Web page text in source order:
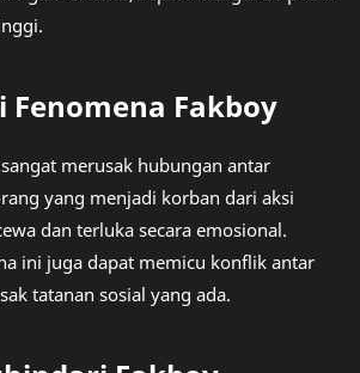
Fakboy
merusak hubungan antar
yang menjadi korban dari aksi
dan terluka secara emosional.
ini juga dapat memicu konflik antar
tatanan sosial yang ada.